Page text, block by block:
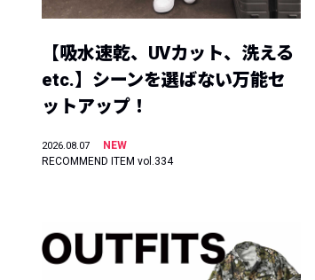
【吸水速乾、UVカット、洗える
etc.】シーンを選ばない万能セ
ットアップ！
2026.08.07
NEW
RECOMMEND ITEM vol.334